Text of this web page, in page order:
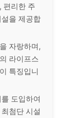
편리한 주
을 제공합
자랑하며,
라이프스
특징입니
도입하여
첨단 시설